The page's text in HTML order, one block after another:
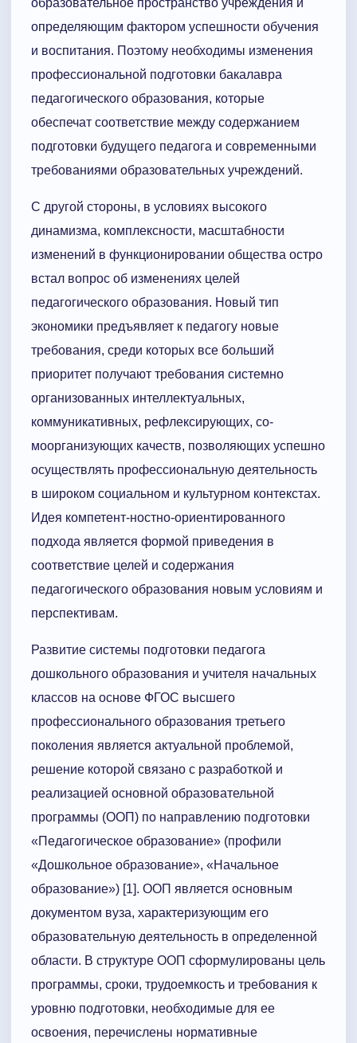
образовательное пространство учреждения и
определяющим фактором успешности обучения
и воспитания. Поэтому необходимы изменения
профессиональной подготовки бакалавра
педагогического образования, которые
обеспечат соответствие между содержанием
подготовки будущего педагога и современными
требованиями образовательных учреждений.
С другой стороны, в условиях высокого
динамизма, комплексности, масштабности
изменений в функционировании общества остро
встал вопрос об изменениях целей
педагогического образования. Новый тип
экономики предъявляет к педагогу новые
требования, среди которых все больший
приоритет получают требования системно
организованных интеллектуальных,
коммуникативных, рефлексирующих, со-
моорганизующих качеств, позволяющих успешно
осуществлять профессиональную деятельность
в широком социальном и культурном контекстах.
Идея компетент-ностно-ориентированного
подхода является формой приведения в
соответствие целей и содержания
педагогического образования новым условиям и
перспективам.
Развитие системы подготовки педагога
дошкольного образования и учителя начальных
классов на основе ФГОС высшего
профессионального образования третьего
поколения является актуальной проблемой,
решение которой связано с разработкой и
реализацией основной образовательной
программы (ООП) по направлению подготовки
«Педагогическое образование» (профили
«Дошкольное образование», «Начальное
образование») [1]. ООП является основным
документом вуза, характеризующим его
образовательную деятельность в определенной
области. В структуре ООП сформулированы цель
программы, сроки, трудоемкость и требования к
уровню подготовки, необходимые для ее
освоения, перечислены нормативные